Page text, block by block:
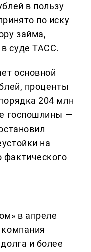
в пользу
по иску
займа,
суде ТАСС.
основной
проценты
204 млн
госпошлины —
на
в апреле
и более